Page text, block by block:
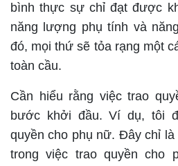
bình thực sự chỉ đạt được
năng lượng phụ tính và
đó, mọi thứ sẽ tỏa rạng một
toàn cầu.
Cần hiểu rằng việc trao
bước khởi đầu. Ví dụ, tôi
quyền cho phụ nữ. Đây chỉ
trong việc trao quyền cho